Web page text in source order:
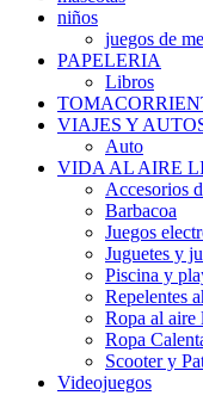
niños
juegos de
PAPELERIA
Libros
VIAJES Y
Auto
VIDA AL AIRE
Accesorios
Barbacoa
Juegos
Juguetes y
Piscina y
Repelentes
Ropa al aire
Ropa
Scooter y
Videojuegos